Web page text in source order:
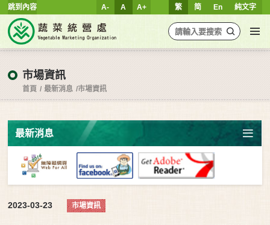
跳到內容 繁 简 En 純文字
A- A A+
市場資訊
首頁 最新消息 市場資訊
最新消息
2023-03-23 市場資訊